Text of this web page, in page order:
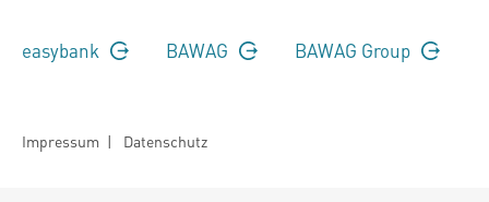
easybank BAWAG BAWAG Group
Impressum | Datenschutz